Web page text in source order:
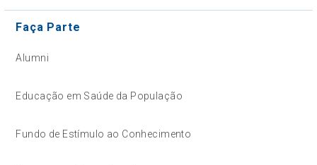
Faça Parte
Alumni
Educação em Saúde da População
Fundo de Estímulo ao Conhecimento